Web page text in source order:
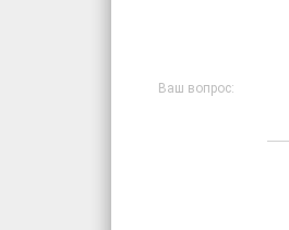
Ваш вопрос: